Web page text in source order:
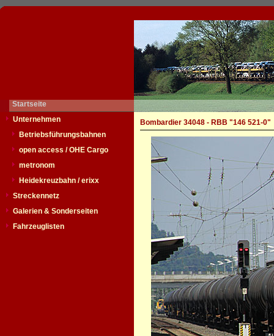
Startseite
Unternehmen
Betriebsführungsbahnen
open access / OHE Cargo
metronom
Heidekreuzbahn / erixx
Streckennetz
Galerien & Sonderseiten
Fahrzeuglisten
Bombardier 34048 - RBB "146 521-0"